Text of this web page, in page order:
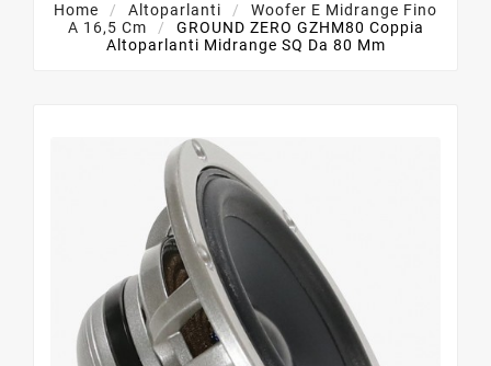
Home Altoparlanti
Woofer E Midrange Fino
A 16,5 Cm
GROUND ZERO GZHM80 Coppia
Altoparlanti Midrange SQ Da 80 Mm